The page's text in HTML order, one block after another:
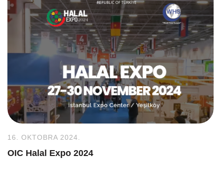
16. OKTOBRA 2024.
OIC Halal Expo 2024